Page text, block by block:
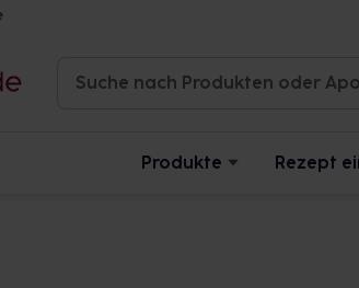
Produkte Rezept